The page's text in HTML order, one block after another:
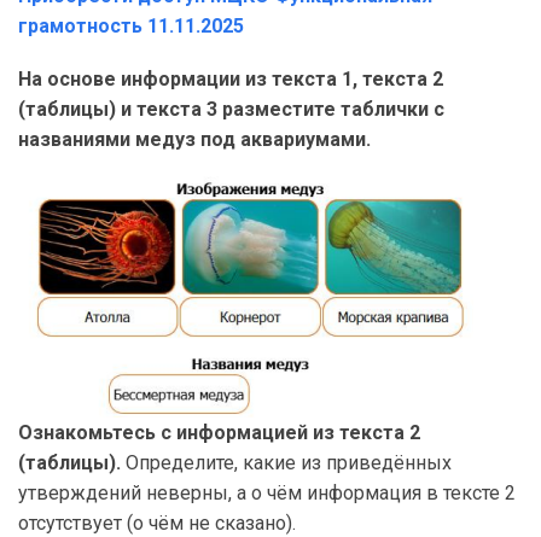
грамотность 11.11.2025
На основе информации из текста 1, текста 2
(таблицы) и текста 3 разместите таблички с
названиями медуз под аквариумами.
Ознакомьтесь с информацией из текста 2
(таблицы). Определите, какие из приведённых
утверждений неверны, а о чём информация в тексте 2
отсутствует (о чём не сказано).